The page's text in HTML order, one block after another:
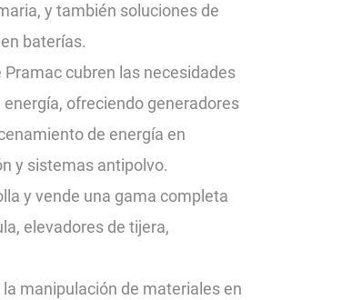
y también soluciones de
baterías.
cubren las necesidades
ofreciendo generadores
de energía en
y sistemas antipolvo.
y vende una gama completa
elevadores de tijera,
manipulación de materiales en